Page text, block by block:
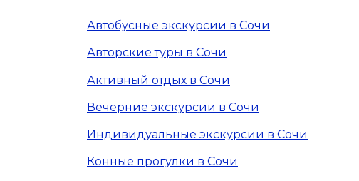
Автобусные экскурсии в Сочи
Авторские туры в Сочи
Активный отдых в Сочи
Вечерние экскурсии в Сочи
Индивидуальные экскурсии в Сочи
Конные прогулки в Сочи